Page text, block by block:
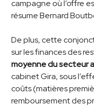
campagne où l’offre
résume Bernard
De plus, cette
sur les finances des
moyenne du secteur
cabinet Gira, sous
coûts (matières
remboursement des